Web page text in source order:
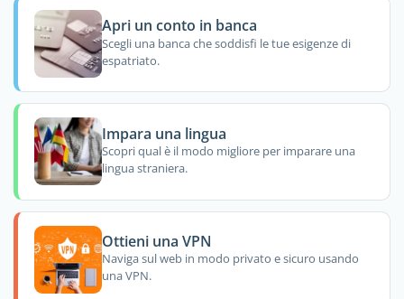
Apri un conto in banca
Scegli una banca che soddisfi le tue esigenze di
espatriato.
Impara una lingua
Scopri qual è il modo migliore per imparare una
lingua straniera.
Ottieni una VPN
Naviga sul web in modo privato e sicuro usando
una VPN.